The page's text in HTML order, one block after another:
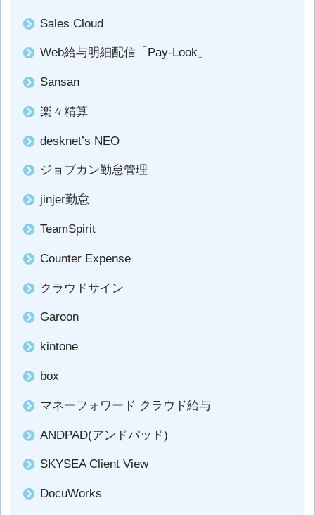
Sales Cloud
Web給与明細配信「Pay-Look」
Sansan
楽々精算
desknet’s NEO
ジョブカン勤怠管理
jinjer勤怠
TeamSpirit
Counter Expense
クラウドサイン
Garoon
kintone
box
マネーフォワード クラウド給与
ANDPAD(アンドパッド)
SKYSEA Client View
DocuWorks